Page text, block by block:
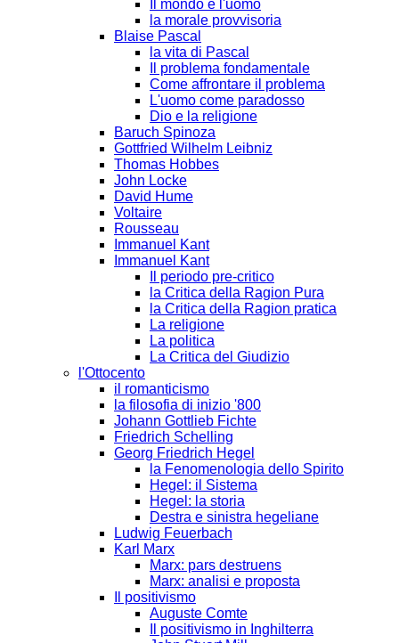
Il mondo e l'uomo
la morale provvisoria
Blaise Pascal
la vita di Pascal
Il problema fondamentale
Come affrontare il problema
L'uomo come paradosso
Dio e la religione
Baruch Spinoza
Gottfried Wilhelm Leibniz
Thomas Hobbes
John Locke
David Hume
Voltaire
Rousseau
Immanuel Kant
Immanuel Kant
Il periodo pre-critico
la Critica della Ragion Pura
la Critica della Ragion pratica
La religione
La politica
La Critica del Giudizio
l'Ottocento
il romanticismo
la filosofia di inizio '800
Johann Gottlieb Fichte
Friedrich Schelling
Georg Friedrich Hegel
la Fenomenologia dello Spirito
Hegel: il Sistema
Hegel: la storia
Destra e sinistra hegeliane
Ludwig Feuerbach
Karl Marx
Marx: pars destruens
Marx: analisi e proposta
Il positivismo
Auguste Comte
Il positivismo in Inghilterra